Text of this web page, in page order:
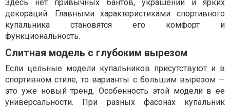
Здесь нет привычных бантов, украшений и ярких
декораций. Главными характеристиками спортивного
купальника становятся его комфорт и
функциональность.
Слитная модель с глубоким вырезом
Если цельные модели купальников присутствуют и в
спортивном стиле, то варианты с большим вырезом —
это уже новый тренд. Особенность этой модели в ее
универсальности. При разных фасонах купальник